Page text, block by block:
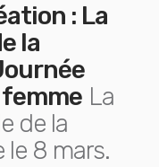
: La
la
La
de la
le 8 mars.